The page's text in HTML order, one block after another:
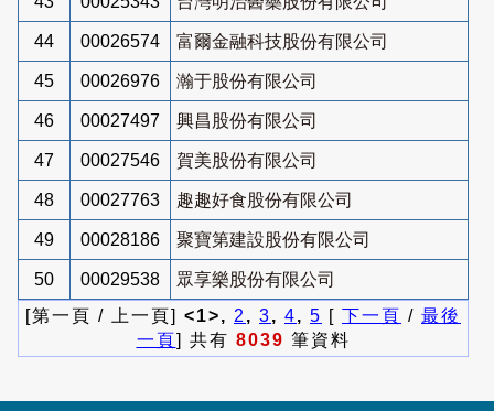
44 00026574 富爾金融科技股份有限公司
45 00026976 瀚于股份有限公司
46 00027497 興昌股份有限公司
47 00027546 賀美股份有限公司
48 00027763 趣趣好食股份有限公司
49 00028186 聚寶第建設股份有限公司
50 00029538
眾享樂股份有限公司
[第一頁 / 上一頁] <1>, 2 , 3, 4, 5 [ 下一頁 / 最後
一頁] 共有 8039 筆資料